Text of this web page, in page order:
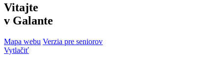
Vitajte
v Galante
Mapa webu Verzia pre seniorov
Vytlačiť